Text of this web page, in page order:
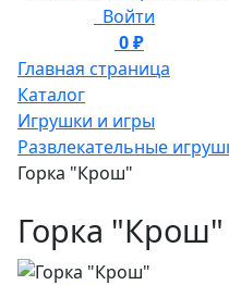
Войти
0 ₽
Главная страница
Каталог
Игрушки и игры
Развлекательные
Горка "Крош"
Горка "Крош"